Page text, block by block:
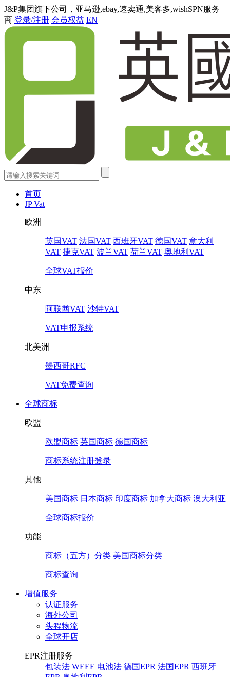
J&P集团旗下公司，亚马逊,ebay,速卖通,美客多,wishSPN服务
商 登录/注册 会员权益 EN
首页
JP Vat
欧洲
英国VAT 法国VAT 西班牙VAT 德国VAT 意大利
VAT 捷克VAT 波兰VAT 荷兰VAT 奥地利VAT
全球VAT报价
中东
阿联酋VAT 沙特VAT
VAT申报系统
北美洲
墨西哥RFC
VAT免费查询
全球商标
欧盟
欧盟商标 英国商标 德国商标
商标系统注册登录
其他
美国商标 日本商标 印度商标 加拿大商标 澳大利亚
全球商标报价
功能
商标（五方）分类 美国商标分类
商标查询
增值服务
认证服务
海外公司
头程物流
全球开店
EPR注册服务
包装法 WEEE 电池法 德国EPR 法国EPR 西班牙